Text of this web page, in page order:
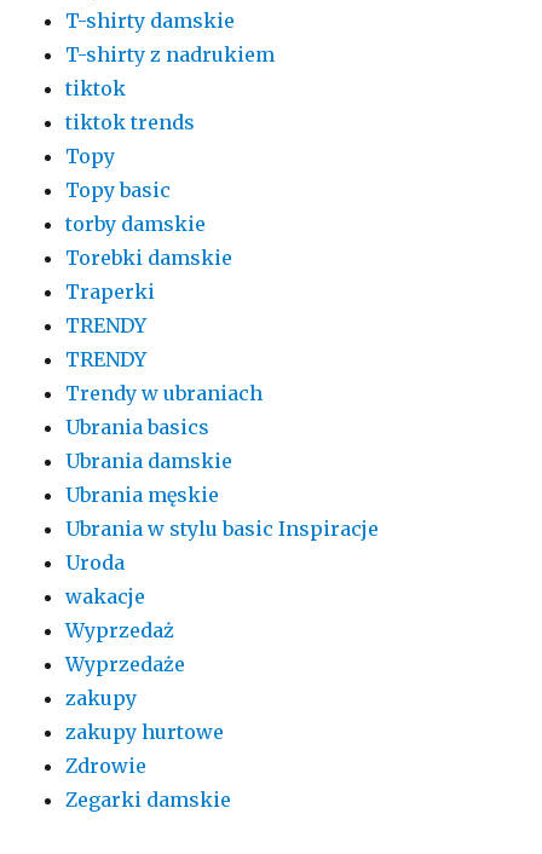
T-shirty damskie
T-shirty z nadrukiem
tiktok
tiktok trends
Topy
Topy basic
torby damskie
Torebki damskie
Traperki
TRENDY
TRENDY
Trendy w ubraniach
Ubrania basics
Ubrania damskie
Ubrania męskie
Ubrania w stylu basic Inspiracje
Uroda
wakacje
Wyprzedaż
Wyprzedaże
zakupy
zakupy hurtowe
Zdrowie
Zegarki damskie